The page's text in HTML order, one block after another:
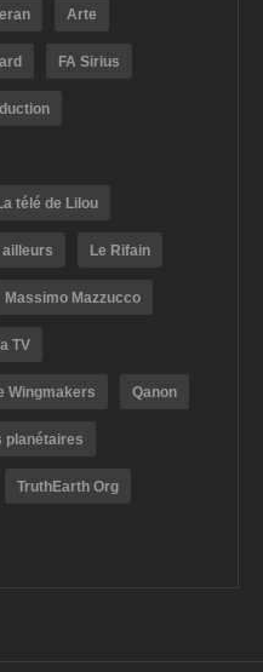
Arte
FA Sirius
télé de Lilou
Le Rifain
Massimo Mazzucco
TV
Wingmakers Qanon
planétaires
TruthEarth Org